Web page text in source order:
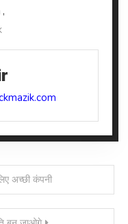
,
अच्छी कंपनी